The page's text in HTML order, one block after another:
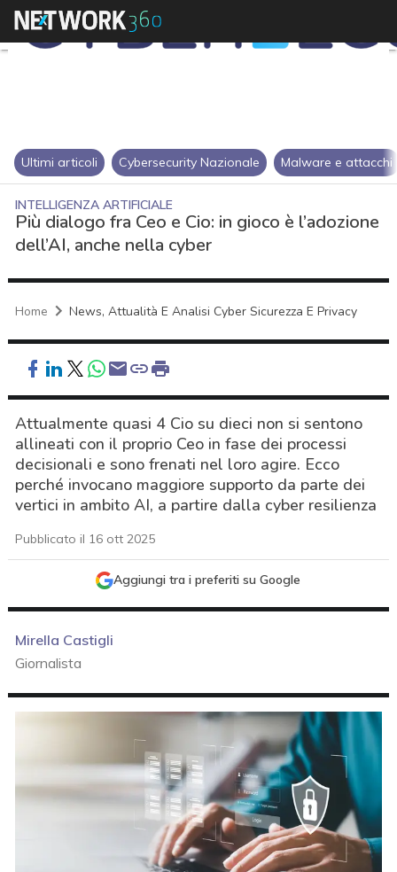
Ultimi articoli Cybersecurity Nazionale Malware e attacchi
INTELLIGENZA ARTIFICIALE
Più dialogo fra Ceo e Cio: in gioco è l’adozione
dell’AI, anche nella cyber
Home News, Attualità E Analisi Cyber Sicurezza E Privacy
Attualmente quasi 4 Cio su dieci non si sentono
allineati con il proprio Ceo in fase dei processi
decisionali e sono frenati nel loro agire. Ecco
perché invocano maggiore supporto da parte dei
vertici in ambito AI, a partire dalla cyber resilienza
Pubblicato il 16 ott 2025
Aggiungi tra i preferiti su Google
Mirella Castigli
Giornalista